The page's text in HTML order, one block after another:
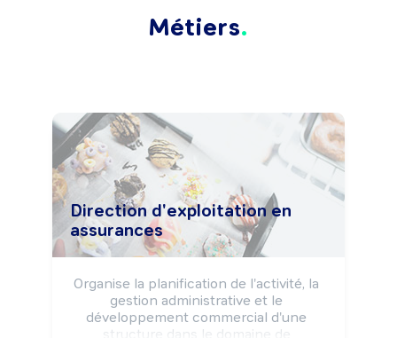
Métiers
Direction d'exploitation en
assurances
Organise la planification de l'activité, la
gestion administrative et le
développement commercial d'une
structure dans le domaine de